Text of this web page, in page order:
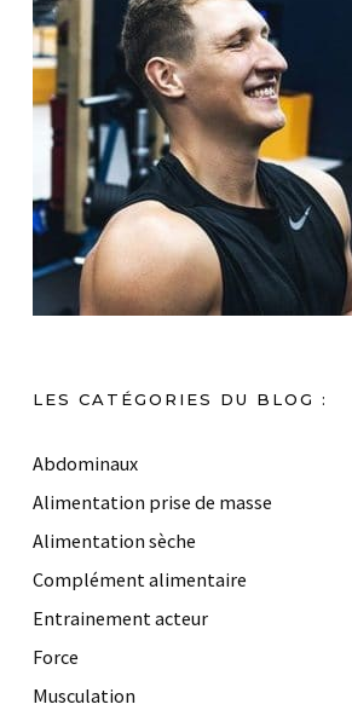
LES CATÉGORIES DU BLOG :
Abdominaux
Alimentation prise de masse
Alimentation sèche
Complément alimentaire
Entrainement acteur
Force
Musculation